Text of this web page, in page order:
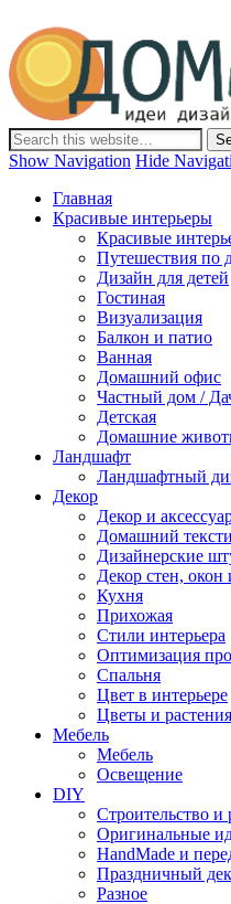
Дом-Цветник
Дизайн интерьера и
Идеи со всего мира.
Show Navigation Hide
Главная
Красивые интерьеры
Красивые
Путешествия по
Дизайн для детей
Гостиная
Визуализация
Балкон и патио
Ванная
Домашний офис
Частный дом /
Детская
Домашние
Ландшафт
Ландшафтный
Декор
Декор и
Домашний
Дизайнерские
Декор стен, окон
Кухня
Прихожая
Стили интерьера
Оптимизация
Спальня
Цвет в интерьере
Цветы и растения
Мебель
Мебель
Освещение
DIY
Строительство и
Оригинальные
HandMade и
Праздничный
Разное